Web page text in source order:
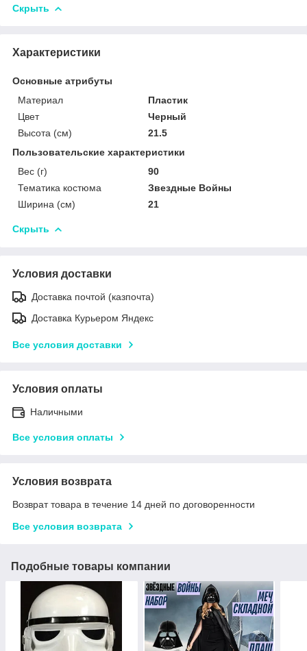
Скрыть
Характеристики
Основные атрибуты
Материал
Пластик
Цвет
Черный
Высота (cм)
21.5
Пользовательские характеристики
Вес (г)
90
Тематика костюма
Звездные Войны
Ширина (см)
21
Скрыть
Условия доставки
Доставка почтой (казпочта)
Доставка Курьером Яндекс
Все условия доставки
Условия оплаты
Наличными
Все условия оплаты
Условия возврата
Возврат товара в течение 14 дней по договоренности
Все условия возврата
Подобные товары компании